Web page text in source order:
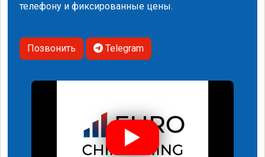
телефону и фиксированные цены.
Позвонить Telegram